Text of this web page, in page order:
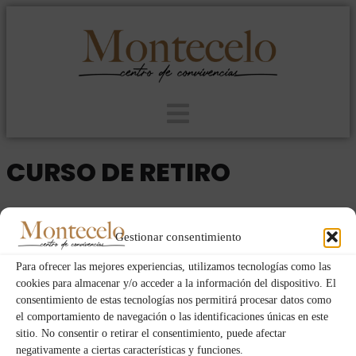
Gestionar consentimiento
Para ofrecer las mejores experiencias, utilizamos tecnologías como las
cookies para almacenar y/o acceder a la información del dispositivo. El
consentimiento de estas tecnologías nos permitirá procesar datos como
el comportamiento de navegación o las identificaciones únicas en este
sitio. No consentir o retirar el consentimiento, puede afectar
negativamente a ciertas características y funciones.
CURSO DE RETIRO
2020
25 31
Fechas y horas
25/12/202021:00 -31/12/202010:00 (GMT+01:00)